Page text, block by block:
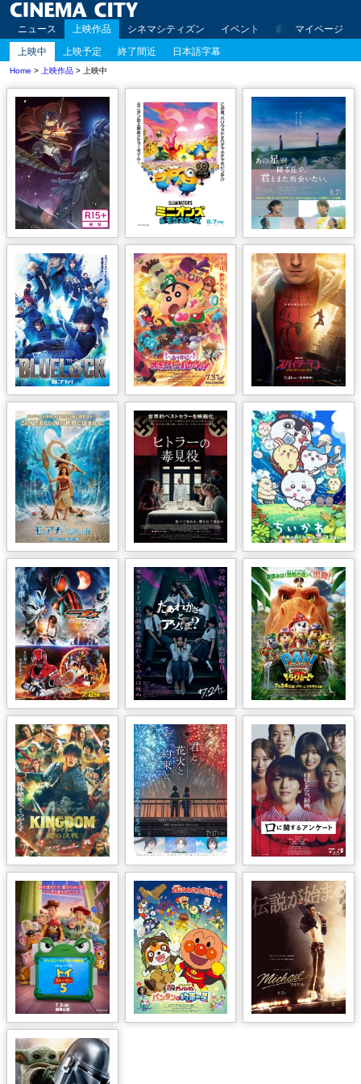
ニュース 上映作品 シネマシティズン イベント 劇場案内 アク
マイページ
上映中
上映予定 終了間近 日本語字幕
Home > 上映作品 > 上映中